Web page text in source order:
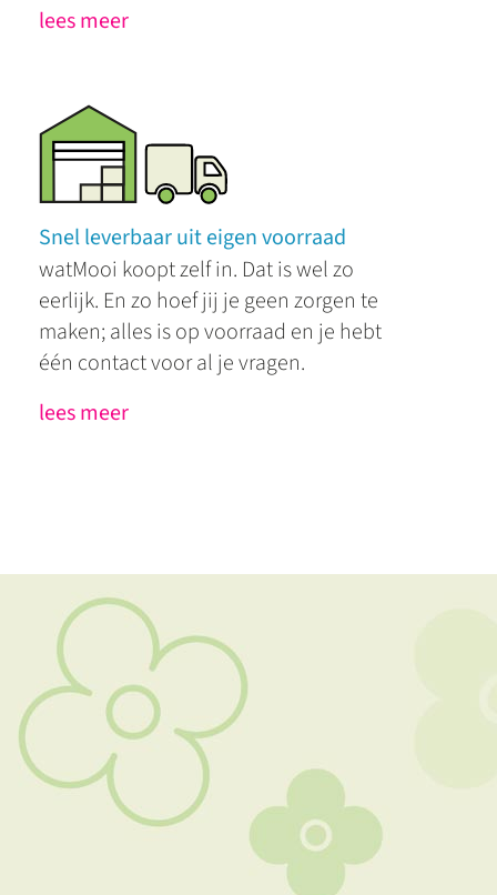
lees meer
Snel leverbaar uit eigen voorraad
watMooi koopt zelf in. Dat is wel zo
eerlijk. En zo hoef jij je geen zorgen te
maken; alles is op voorraad en je hebt
één contact voor al je vragen.
lees meer